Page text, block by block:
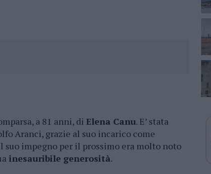
a 81 anni, di Elena Canu. E’ stata
Aranci, grazie al suo incarico come
suo impegno per il prossimo era molto noto
inesauribile generosità.